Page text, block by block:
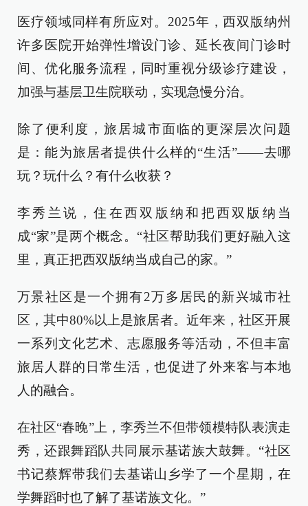
医疗领域同样有所应对。2025年，西双版纳州
许多医院开始弹性增设门诊、延长夜间门诊时
间、优化服务流程，同时重视分级诊疗建设，
加强与基层卫生院联动，实现急慢分治。
除了便利度，旅居城市面临的更深层次问题
是：能为旅居者提供什么样的“生活”——去哪
玩？玩什么？有什么收获？
李秀兰说，住在西双版纳和把西双版纳当
成“家”是两个概念。“社区帮助我们更好融入这
里，真正把西双版纳当成自己的家。”
万景社区是一个拥有2万多居民的新兴城市社
区，其中80%以上是旅居者。近年来，社区开展
一系列文化艺术、志愿服务等活动，不但丰富
旅居人群的日常生活，也促进了外来客与本地
人的融合。
在社区“春晚”上，李秀兰不但带领模特队表演走
秀，还跟舞蹈队共同展示基诺族大鼓舞。“社区
书记蔡辉带我们去基诺山乡学了一个星期，在
学舞蹈时也了解了基诺族文化。”